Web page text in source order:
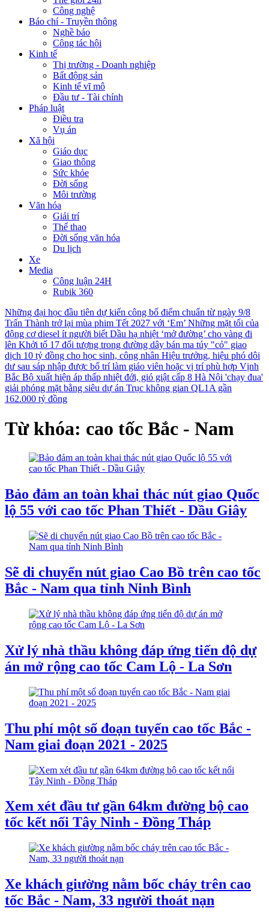
Công nghệ
Báo chí - Truyền thông
Nghề báo
Công tác hội
Kinh tế
Thị trường - Doanh nghiệp
Bất động sản
Kinh tế vĩ mô
Đầu tư - Tài chính
Pháp luật
Điều tra
Vụ án
Xã hội
Giáo dục
Giao thông
Sức khỏe
Đời sống
Môi trường
Văn hóa
Giải trí
Thể thao
Đời sống văn hóa
Du lịch
Xe
Media
Công luận 24H
Rubik 360
Những đại học đầu tiên dự kiến công bố điểm chuẩn từ ngày 9/8
Trấn Thành trở lại mùa phim Tết 2027 với ‘Em’ Những mặt tối của
động cơ diesel ít người biếtDầu hạ nhiệt ‘mở đường’ cho vàng đi
lên Khởi tố 17 đối tượng trong đường dây bán ma túy "cỏ" giao
dịch 10 tỷ đồng cho học sinh, công nhân Hiệu trưởng, hiệu phó dôi
dư sau sáp nhập được bố trí làm giáo viên hoặc vị trí phù hợp Vịnh
Bắc Bộ xuất hiện áp thấp nhiệt đới, gió giật cấp 8 Hà Nội 'chạy đua'
giải phóng mặt bằng siêu dự án Trục không gian QL1A gần
162.000 tỷ đồng
Từ khóa: cao tốc Bắc - Nam
Bảo đảm an toàn khai thác nút giao Quốc
lộ 55 với cao tốc Phan Thiết - Dầu Giây
Sẽ di chuyển nút giao Cao Bồ trên cao tốc
Bắc - Nam qua tỉnh Ninh Bình
Xử lý nhà thầu không đáp ứng tiến độ dự
án mở rộng cao tốc Cam Lộ - La Sơn
Thu phí một số đoạn tuyến cao tốc Bắc -
Nam giai đoạn 2021 - 2025
Xem xét đầu tư gần 64km đường bộ cao
tốc kết nối Tây Ninh - Đồng Tháp
Xe khách giường nằm bốc cháy trên cao
tốc Bắc - Nam, 33 người thoát nạn